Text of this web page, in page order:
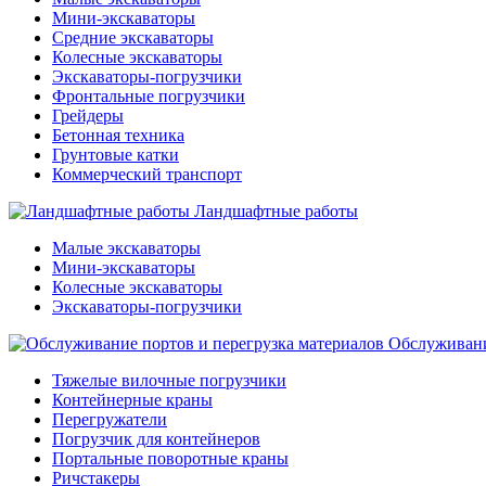
Мини-экскаваторы
Средние экскаваторы
Колесные экскаваторы
Экскаваторы-погрузчики
Фронтальные погрузчики
Грейдеры
Бетонная техника
Грунтовые катки
Коммерческий транспорт
Ландшафтные работы
Малые экскаваторы
Мини-экскаваторы
Колесные экскаваторы
Экскаваторы-погрузчики
Тяжелые вилочные погрузчики
Контейнерные краны
Перегружатели
Погрузчик для контейнеров
Портальные поворотные краны
Ричстакеры